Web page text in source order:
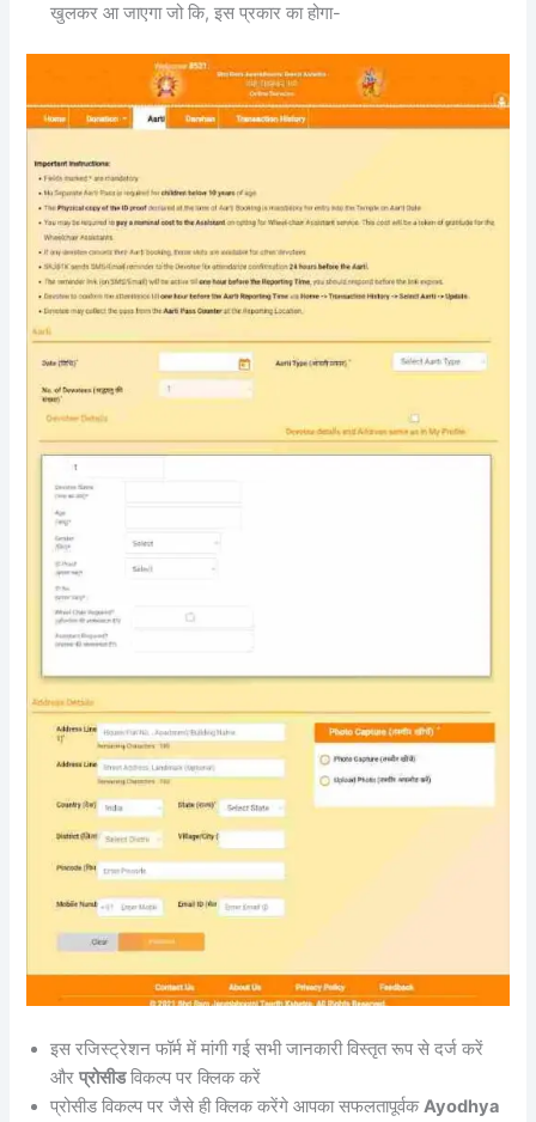
खुलकर आ जाएगा जो कि, इस प्रकार का होगा-
इस रजिस्ट्रेशन फॉर्म में मांगी गई सभी जानकारी विस्तृत रूप से दर्ज करें
औरप्रोसीडविकल्प पर क्लिक करें
प्रोसीड विकल्प पर जैसे ही क्लिक करेंगे आपका सफलतापूर्वकAyodhya